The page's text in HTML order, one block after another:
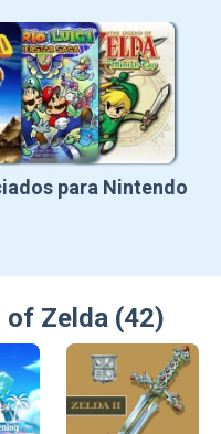
para Nintendo
of Zelda (42)